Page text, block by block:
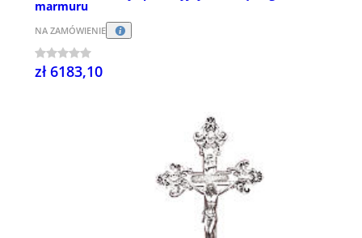
marmuru
NA ZAMÓWIENIE
zł 6183,10